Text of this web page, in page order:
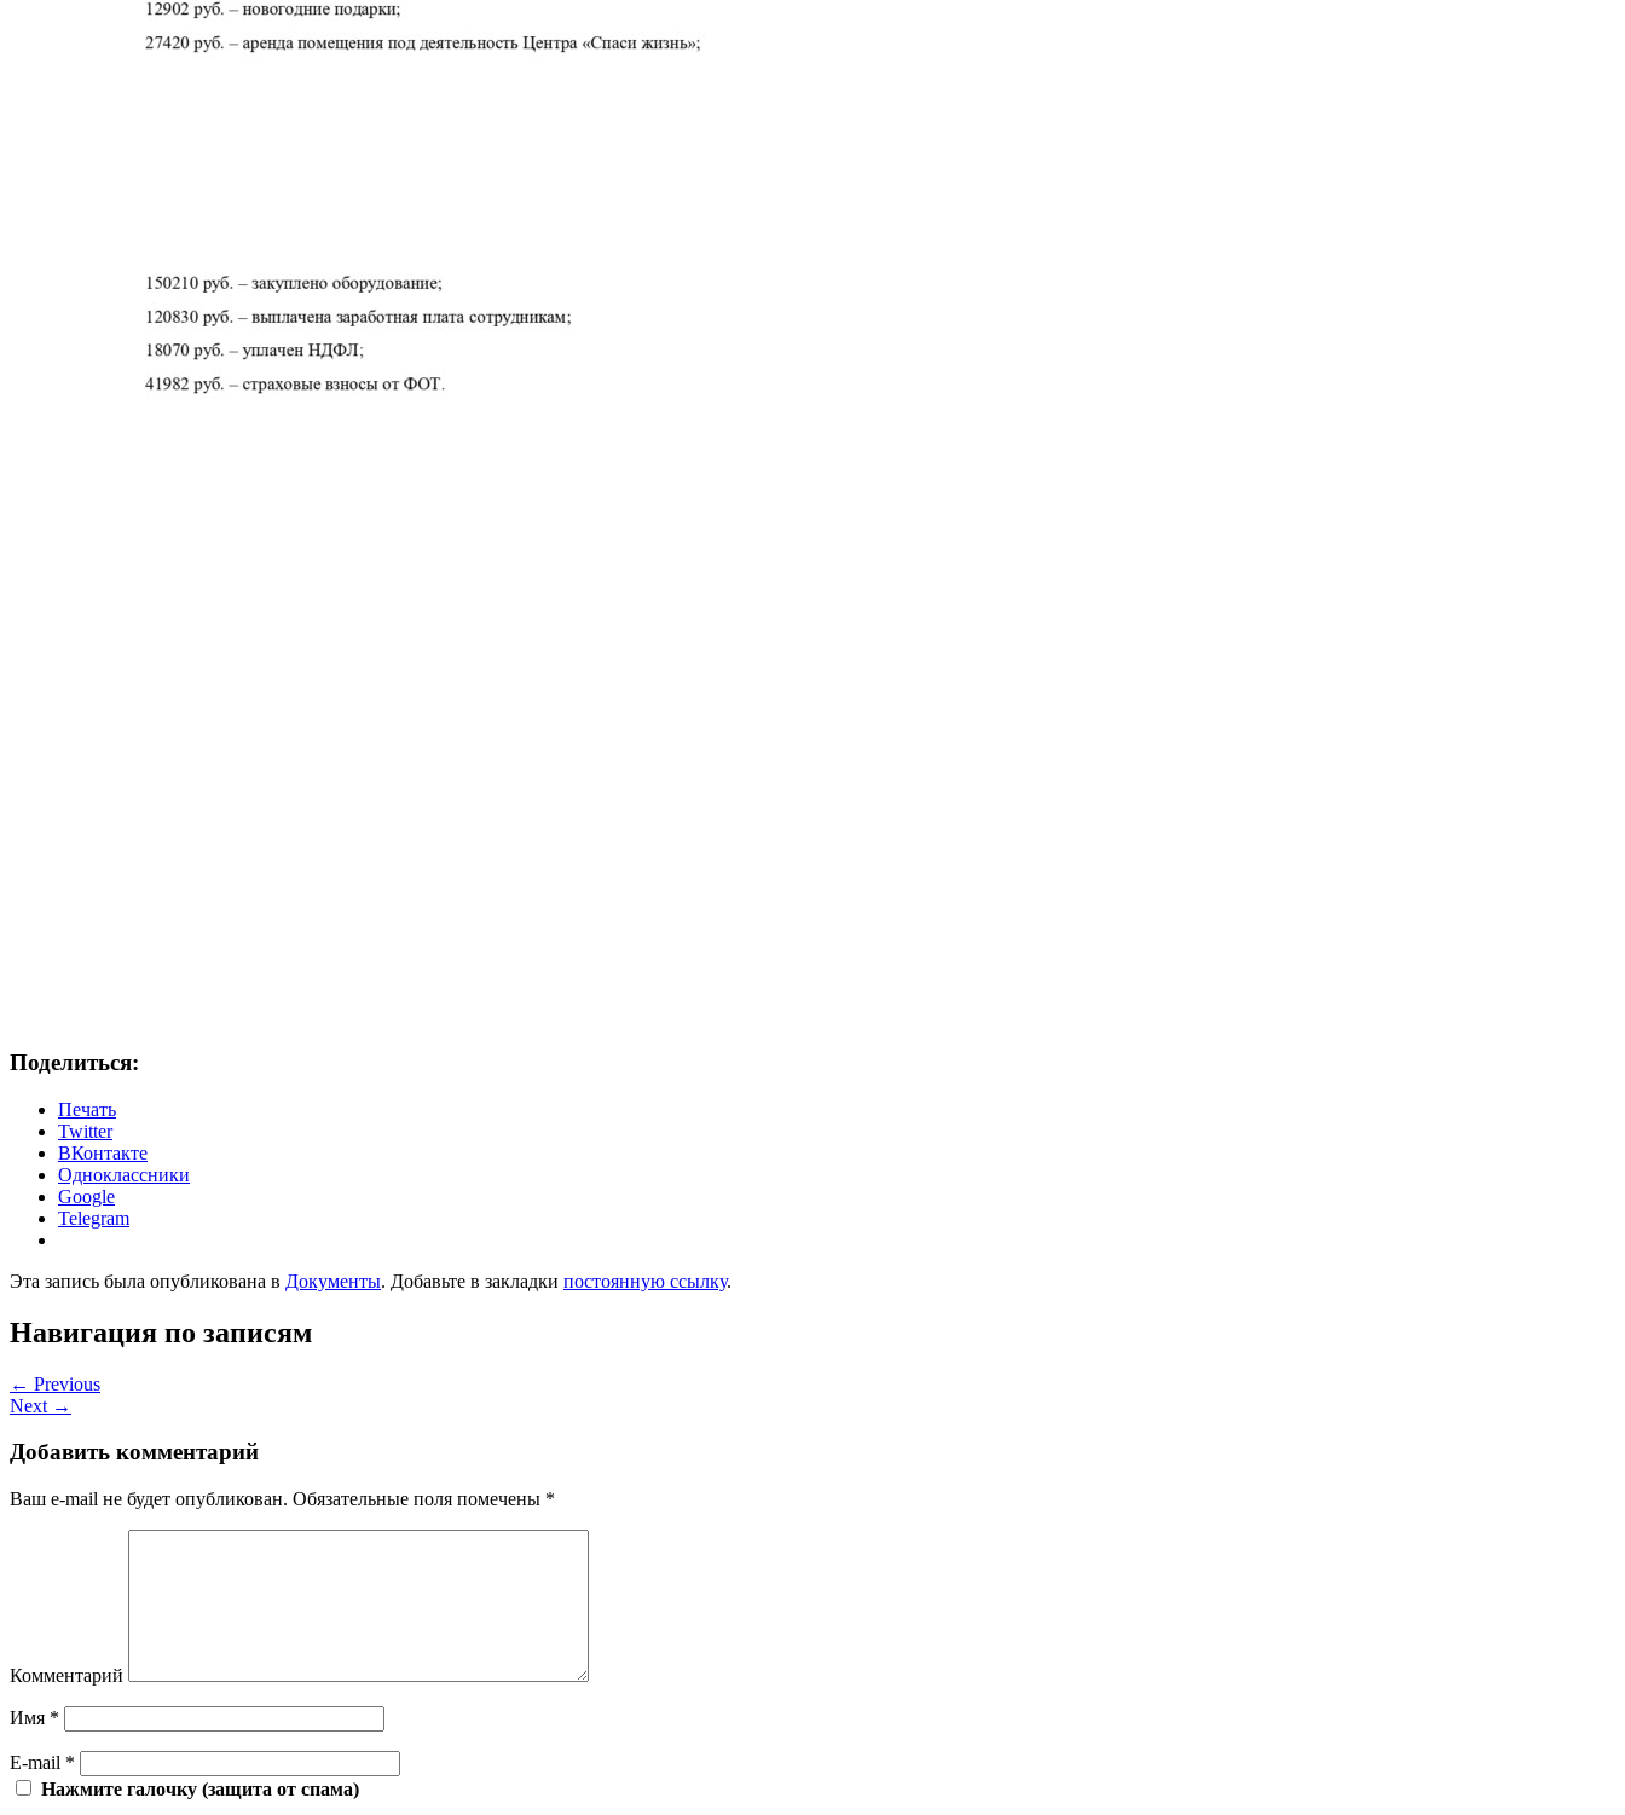
Поделиться:
Печать
Twitter
ВКонтакте
Одноклассники
Google
Telegram
Эта запись была опубликована в Документы. Добавьте в закладки постоянную ссылку.
Навигация по записям
← Previous
Next →
Добавить комментарий
Ваш e-mail не будет опубликован. Обязательные поля помечены *
Комментарий
Имя *
E-mail *
Нажмите галочку (защита от спама)